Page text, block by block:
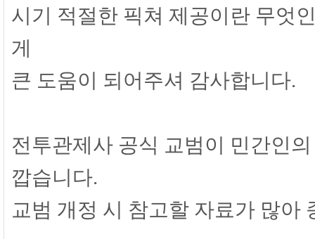
시기 적절한 픽쳐 제공이란 무엇
게
큰 도움이 되어주셔 감사합니다.
전투관제사 공식 교범이 민간인
깝습니다.
교범 개정 시 참고할 자료가 많아